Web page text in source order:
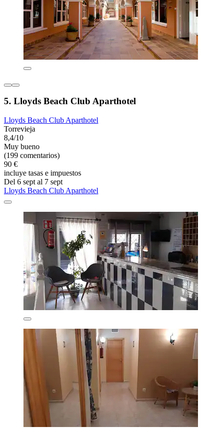
5. Lloyds Beach Club Aparthotel
Lloyds Beach Club Aparthotel
Torrevieja
8,4/10
Muy bueno
(199 comentarios)
90 €
incluye tasas e impuestos
Del 6 sept al 7 sept
Lloyds Beach Club Aparthotel